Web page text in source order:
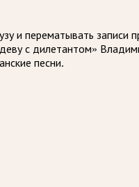
и перематывать записи
с дилетантом»
песни.